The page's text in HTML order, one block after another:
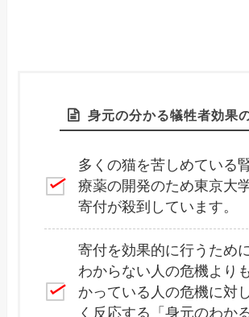
身元の分かる犠牲者効果
多くの猫を苦しめている
療薬の開発のため東京大
寄付が殺到しています。
寄付を効果的に行うため
わからない人の危機より
かっている人の危機に対
く反応する「身元のわか